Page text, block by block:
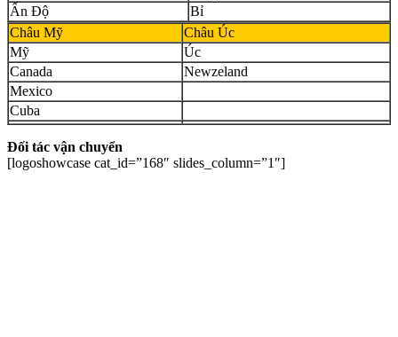
Ấn Độ
Bỉ
Châu Mỹ
Châu Úc
Mỹ
Úc
Canada
Newzeland
Mexico
Cuba
Đối tác vận chuyển
[logoshowcase cat_id=”168″ slides_column=”1″]